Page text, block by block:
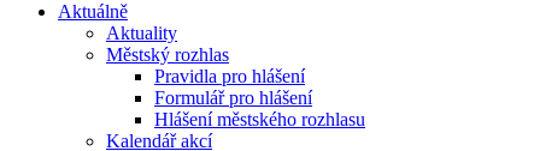
Aktuálně
Aktuality
Městský rozhlas
Pravidla pro hlášení
Formulář pro hlášení
Hlášení městského rozhlasu
Kalendář akcí